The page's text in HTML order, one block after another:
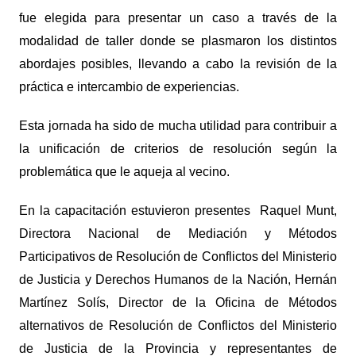
fue elegida para presentar un caso a través de la
modalidad de taller donde se plasmaron los distintos
abordajes posibles, llevando a cabo la revisión de la
práctica e intercambio de experiencias.
Esta jornada ha sido de mucha utilidad para contribuir a
la unificación de criterios de resolución según la
problemática que le aqueja al vecino.
En la capacitación estuvieron presentes Raquel Munt,
Directora Nacional de Mediación y Métodos
Participativos de Resolución de Conflictos del Ministerio
de Justicia y Derechos Humanos de la Nación, Hernán
Martínez Solís, Director de la Oficina de Métodos
alternativos de Resolución de Conflictos del Ministerio
de Justicia de la Provincia y representantes de